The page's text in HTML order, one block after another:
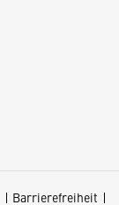
Barrierefreiheit